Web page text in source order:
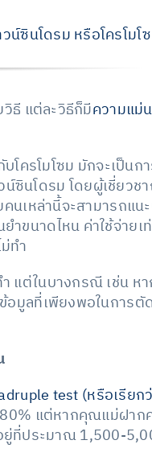
ซินโดรม หรือโครโมโ
ธี แต่ละวิธีก็มีความแม่
ครโมโซม มักจะเป็นก
ซินโดรม โดยผู้เชี่ยวช
เหล่านี้จะสามารถแน
ขนาดไหน ค่าใช้จ่ายเท่
ทำ
แต่ในบางกรณี เช่น ห
อมูลที่เพียงพอในการตั
test (หรือเรียก
แต่หากคุณแม่ฝาก
ยู่ที่ประมาณ 1,500-